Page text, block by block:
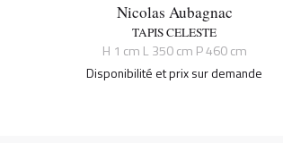
Nicolas Aubagnac
TAPIS CELESTE
H 1 cm L 350 cm P 460 cm
Disponibilité et prix sur demande